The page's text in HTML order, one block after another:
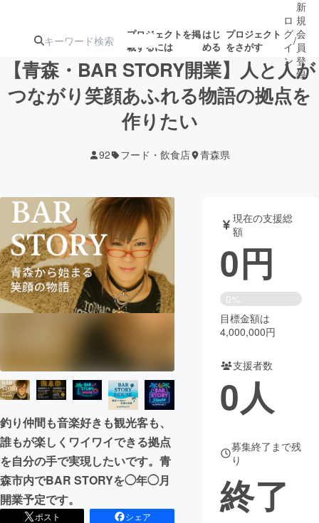
プロジェクトを掲
載するには
はじ
める
プロジェクト
をさがす
注目の新着プロ募集終了が近いプ
テクノロジー・ガジェット
映像・映画 書籍・雑誌
ビジネス・起業 チャレンジ
CAMPFIRE for Social Good
CAMPFIRE Creation
CAMPFIREふるさと納税machi-ya コミュニティ
ロ
グ
イ
ン
/
新
規
会
員
登
録
【青森・BAR STORY開業】人と人が
つながり笑顔あふれる物語の拠点を
作りたい
92 フード・飲食店 青森県
釣り仲間も音楽好きも観光客も、
誰もが楽しくワイワイできる拠点
を自分の手で実現したいです。青
森市内でBAR STORYを◯年◯月
開業予定です。
ポスト
シェア
現在の支援総
額
0円
0%
目標金額は
4,000,000円
支援者数
0人
募集終了まで残
り
終了